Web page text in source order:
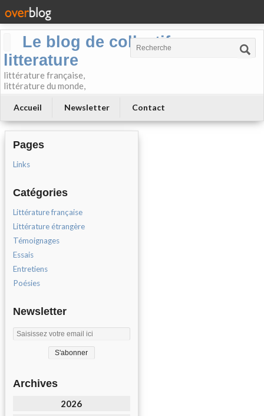
Le blog de collectif-
litterature
littérature française,
littérature du monde,
Accueil Newsletter Contact
Pages
Links
Catégories
Littérature française
Littérature étrangère
Témoignages
Essais
Entretiens
Poésies
Newsletter
Archives
2026